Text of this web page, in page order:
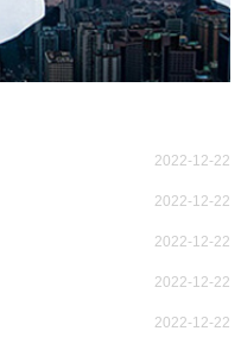
2022-12-22
2022-12-22
2022-12-22
2022-12-22
2022-12-22